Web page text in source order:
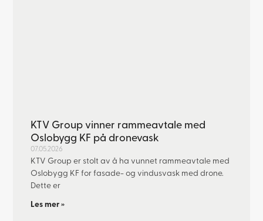
KTV Group vinner rammeavtale med
Oslobygg KF på dronevask
07.05.2026
KTV Group er stolt av å ha vunnet rammeavtale med
Oslobygg KF for fasade- og vindusvask med drone.
Dette er
Les mer »